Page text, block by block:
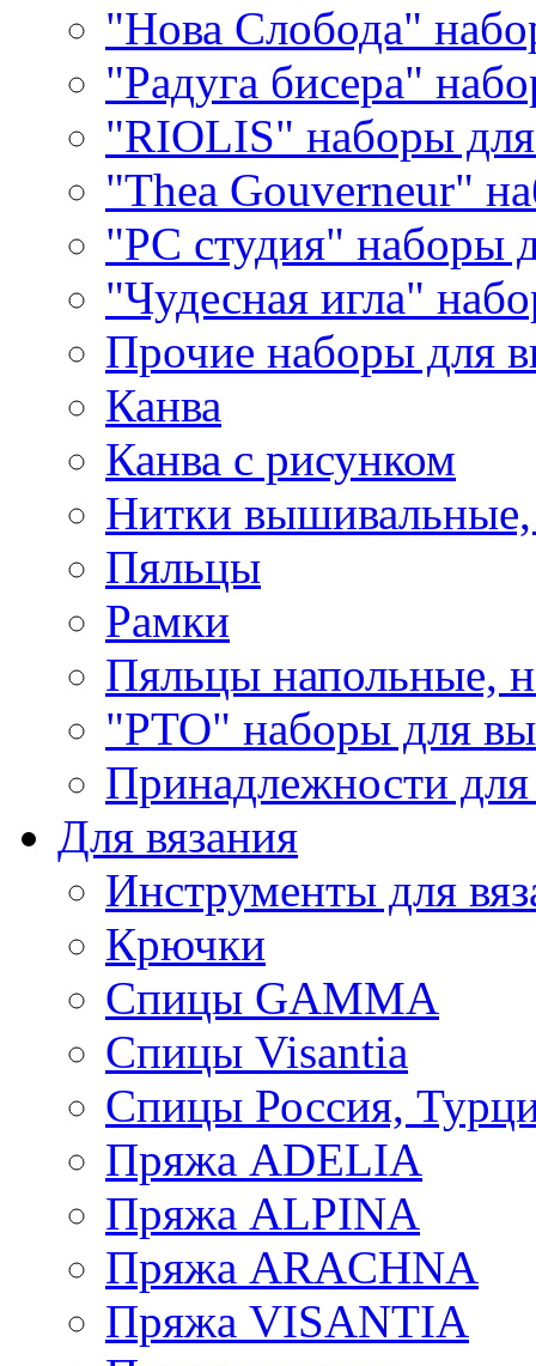
"Нова Слобода"
"Радуга бисера"
"RIOLIS" наборы
"Thea Gouverneur"
"РС студия" наборы
"Чудесная игла"
Прочие наборы для
Канва
Канва с рисунком
Нитки
Пяльцы
Рамки
Пяльцы напольные,
"РТО" наборы для
Принадлежности
Для вязания
Инструменты для
Крючки
Спицы GAMMA
Спицы Visantia
Спицы Россия,
Пряжа ADELIA
Пряжа ALPINA
Пряжа ARACHNA
Пряжа VISANTIA